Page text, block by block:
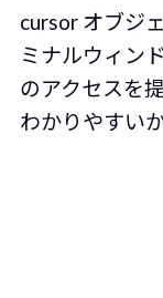
cursor オブジ
ミナルウィン
のアクセスを
わかりやすい